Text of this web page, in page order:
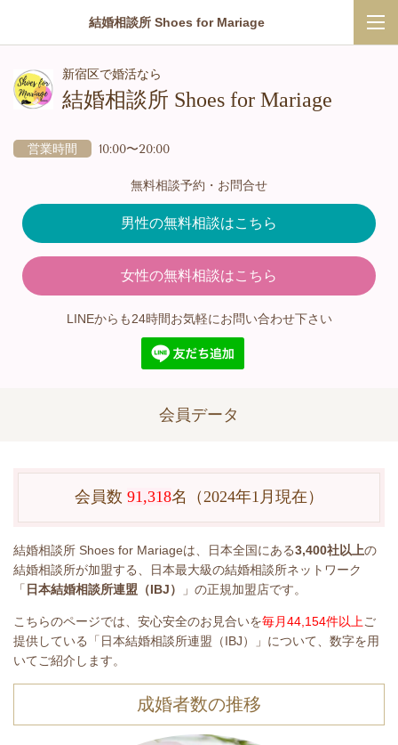
結婚相談所 Shoes for Mariage
新宿区で婚活なら
結婚相談所 Shoes for Mariage
営業時間 10:00〜20:00
無料相談予約・お問合せ
男性の無料相談はこちら
女性の無料相談はこちら
LINEからも24時間お気軽にお問い合わせ下さい
会員データ
会員数 91,318名 （2024年1月現在）
結婚相談所 Shoes for Mariageは、日本全国にある3,400社以上の
結婚相談所が加盟する、日本最大級の結婚相談所ネットワーク
「 日本結婚相談所連盟（IBJ） 」の正規加盟店です。
こちらのページでは、安心安全のお見合いを毎月44,154件以上ご
提供している
「日本結婚相談所連盟 （IBJ）」について、数字を用
いてご紹介します。
成婚者数の推移